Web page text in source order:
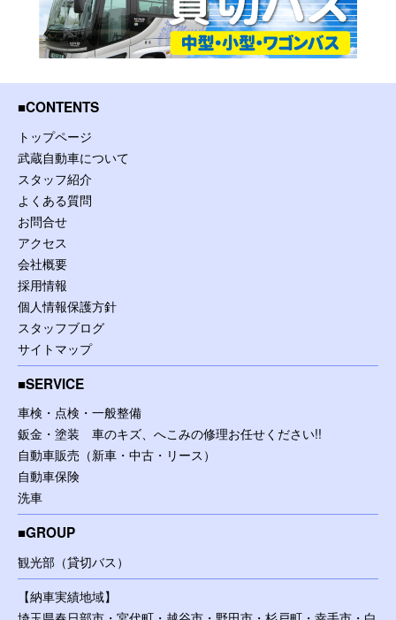
CONTENTS
トップページ
武蔵自動車について
スタッフ紹介
よくある質問
お問合せ
アクセス
会社概要
採用情報
個人情報保護方針
スタッフブログ
サイトマップ
SERVICE
車検・点検・一般整備
鈑金・塗装 車のキズ、へこみの修理お任せください!!
自動車販売（新車・中古・リース）
自動車保険
洗車
GROUP
観光部（貸切バス）
【納車実績地域】